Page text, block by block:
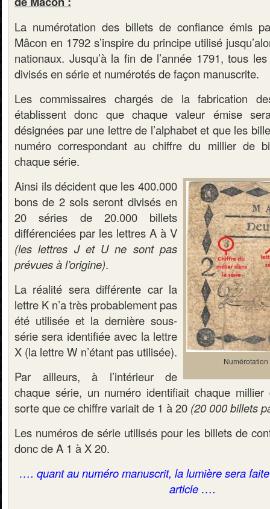
La numérotation des billets de confiance émis
Mâcon en 1792 s’inspire du principe utilisé
nationaux. Jusqu’à la fin de l’année 1791, tous
divisés en série et numérotés de façon manuscrite.
Les commissaires chargés de la fabrication
établissent donc que chaque valeur émise
désignées par une lettre de l’alphabet et que les
numéro correspondant au chiffre du millier de
chaque série.
Ainsi ils décident que les 400.000
bons de 2 sols seront divisés en
20 séries de 20.000 billets
différenciées par les lettres A à V
(les lettres J et U ne sont pas
prévues à l’origine).
La réalité sera différente car la
lettre K n’a très probablement pas
été utilisée et la dernière sous-
série sera identifiée avec la lettre
X (la lettre W n’étant pas utilisée).
Par ailleurs, à l’intérieur de
chaque série, un numéro identifiait chaque
sorte que ce chiffre variait de 1 à 20 (20 000 billets
Les numéros de série utilisés pour les billets de
donc de A 1 à X 20.
…. quant au numéro manuscrit, la lumière sera
article ….